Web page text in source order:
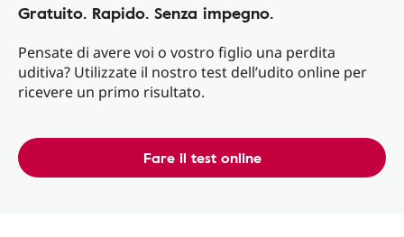
Gratuito. Rapido. Senza impegno.
Pensate di avere voi o vostro figlio una perdita
uditiva? Utilizzate il nostro test dell’udito online per
ricevere un primo risultato.
Fare il test online